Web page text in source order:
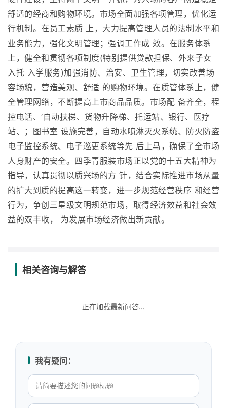
舒适的经商和购物环境。市场全面加强各项管理，优化运
行机制。在员工素质 上，大力提高管理人员的法制水平和
业务能力，强化文明管理；强调工作成 效。在服务体系
上，健全和贯彻各项制度(特别提供贷款担保、外来子女
入托 入学服务)加强消防、治安、卫生管理，切实改善场
容场貌，营造美观、舒适 的购物环境。在质管体系上，健
全管理网络，不断提高上市商品品质。市场配 备齐全，程
控电话、‘自动扶梯、货物升降梯、托运站、银行、医疗
站、；图书室 设施完善，自动水喷淋灭火系统、防火防盗
电子监控系统、电子巡更系统等先 后上马，确保了全市场
人身财产的安全。四季青服装市场正以党的十五大精神为
指导，认真贯彻以质兴场的方 针，结合实际推进市场从量
的扩大到质的提高这一转变，进一步规范经营秩序 和经营
行为，争创三星级文明规范市场，取得经济效益和社会效
益的双丰收， 为发展市场经济做出新贡献。
相关咨询与解答
正在加载最新问答...
我有疑问：